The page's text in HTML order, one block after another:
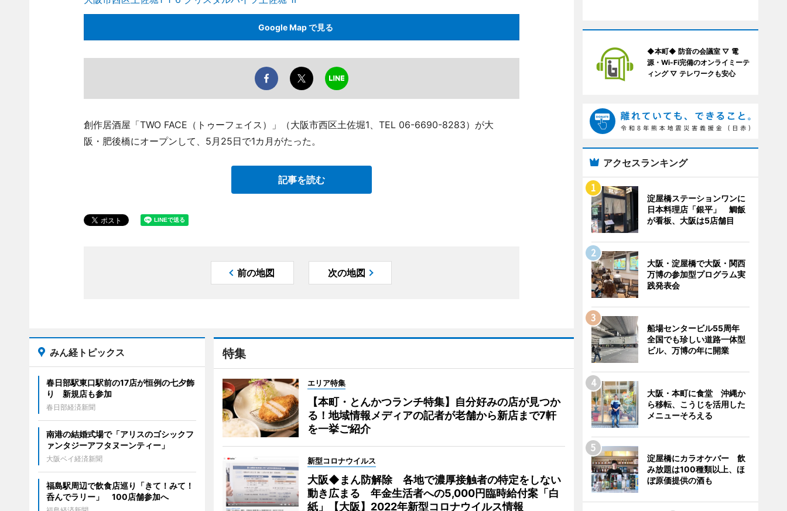
Google Map で見る
創作居酒屋「TWO FACE（トゥーフェイス）」（大阪市西区土佐堀1、TEL 06-6690-8283）が大
阪・肥後橋にオープンして、5月25日で1カ月がたった。
記事を読む
前の地図 次の地図
特集
エリア特集
【本町・とんかつランチ特集】自分好みの店が見つか
る！地域情報メディアの記者が老舗から新店まで7軒
を一挙ご紹介
新型コロナウイルス
大阪◆まん防解除 各地で濃厚接触者の特定をしない
動き広まる 年金生活者への5,000円臨時給付案「白
紙」【大阪】2022年新型コロナウイルス情報
みん経トピックス
春日部駅東口駅前の17店が恒例の七夕飾
り 新規店も参加
春日部経済新聞
南港の結婚式場で「アリスのゴシックフ
ァンタジーアフタヌーンティー」
大阪ベイ経済新聞
福島駅周辺で飲食店巡り「きて！みて！
呑んでラリー」 100店舗参加へ
◆本町◆ 防音の会議室 ▽ 電
源・Wi-Fi完備のオンライミーテ
ィング ▽ テレワークも安心
アクセスランキング
淀屋橋ステーションワンに
日本料理店「銀平」 鯛飯
が看板、大阪は5店舗目
大阪・淀屋橋で大阪・関西
万博の参加型プログラム実
践発表会
船場センタービル55周年
全国でも珍しい道路一体型
ビル、万博の年に開業
大阪・本町に食堂 沖縄か
ら移転、こうじを活用した
メニューそろえる
淀屋橋にカラオケバー 飲
み放題は100種類以上、ほ
ぼ原価提供の酒も